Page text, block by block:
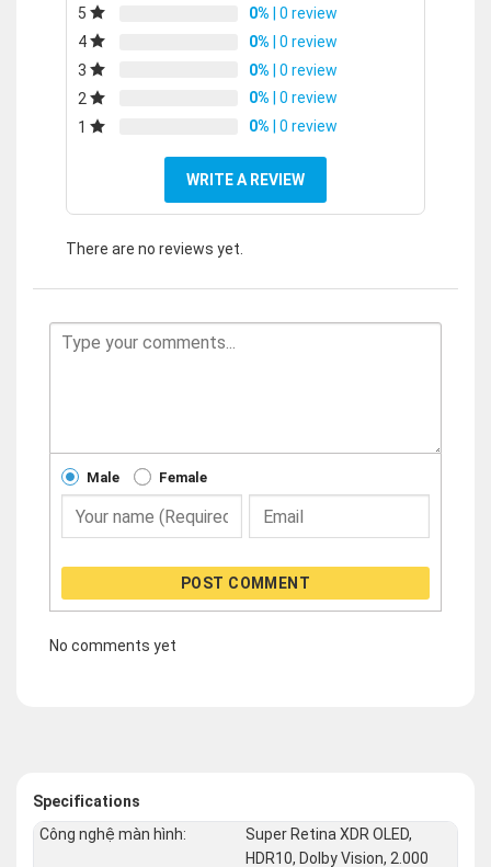
5 0% | 0 review
4
0% | 0 review
3
0% | 0 review
2
0% | 0 review
1
0% | 0 review
WRITE A REVIEW
There are no reviews yet.
Male Female
POST COMMENT
No comments yet
Specifications
Công nghệ màn hình:
Super Retina XDR OLED,
HDR10, Dolby Vision, 2.000